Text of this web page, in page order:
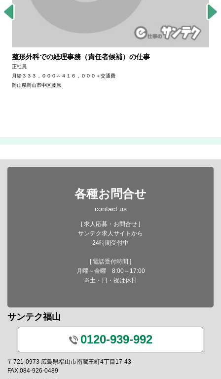
整形外科での経理事務（責任者候補）の仕事
正社員
月給３３３，０００～４１６，０００＋交通費
岡山県岡山市中区藤原
各種お問合せ
contact us
[ 求人応募・お問合せ ]
サンテク求人サイトから
24時間受付中
[ 電話受付時間 ]
月曜～金曜 8:00～17:00
※土・日・祝は休日
サンテク福山
0120-939-992
〒721-0973 広島県福山市南蔵王町4丁目17-43
FAX.084-926-0489